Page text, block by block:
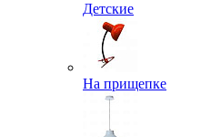
Детские
На прищепке